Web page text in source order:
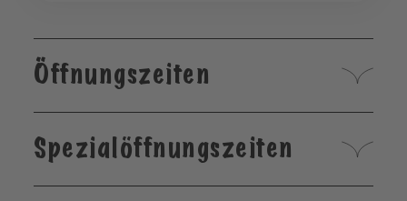
Öffnungszeiten
Spezialöffnungszeiten